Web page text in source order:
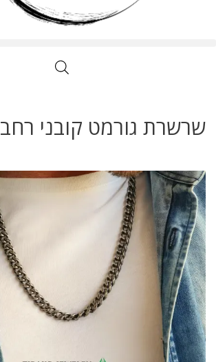
שרשרת גורמט קובני רחב